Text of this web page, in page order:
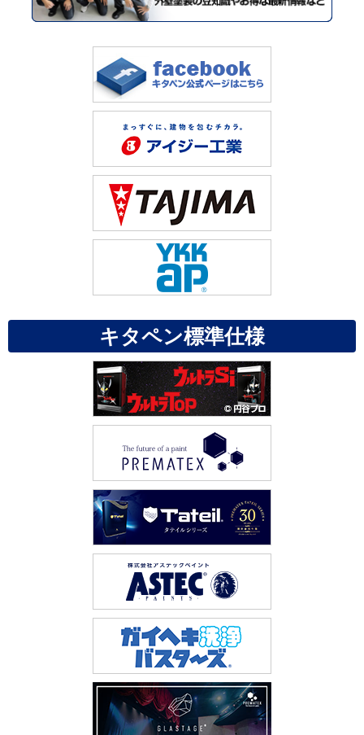
キタペン標準仕様